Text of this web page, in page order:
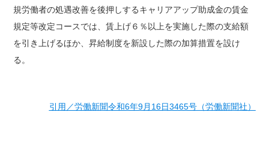
規労働者の処遇改善を後押しするキャリアアップ助成金の賃金
規定等改定コースでは、賃上げ６％以上を実施した際の支給額
を引き上げるほか、昇給制度を新設した際の加算措置を設け
る。
引用／労働新聞令和6年9月16日3465号（労働新聞社）